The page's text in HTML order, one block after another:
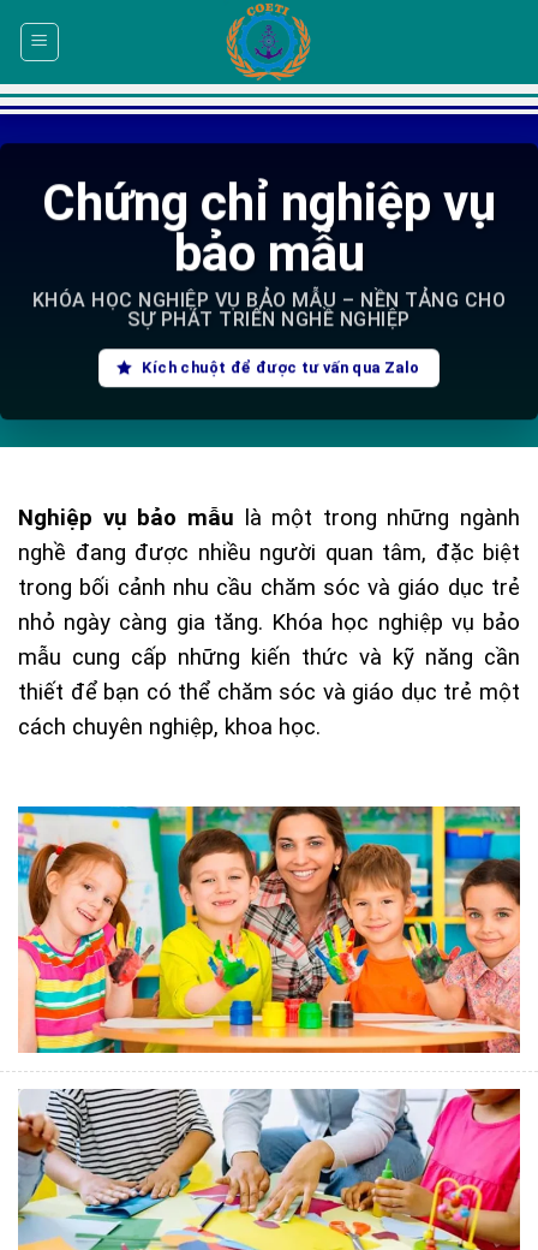
Chứng chỉ nghiệp vụ
bảo mẫu
KHÓA HỌC NGHIỆP VỤ BẢO MẪU – NỀN TẢNG CHO
SỰ PHÁT TRIỂN NGHỀ NGHIỆP
Kích chuột để được tư vấn qua Zalo
Nghiệp vụ bảo mẫu là một trong những ngành
nghề đang được nhiều người quan tâm, đặc biệt
trong bối cảnh nhu cầu chăm sóc và giáo dục trẻ
nhỏ ngày càng gia tăng. Khóa học nghiệp vụ bảo
mẫu cung cấp những kiến thức và kỹ năng cần
thiết để bạn có thể chăm sóc và giáo dục trẻ một
cách chuyên nghiệp, khoa học.